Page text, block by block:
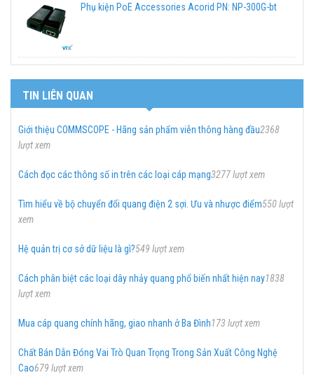
Phụ kiện PoE Accessories Acorid PN: NP-300G-bt
TIN LIÊN QUAN
Giới thiệu COMMSCOPE - Hãng sản phẩm viễn thông hàng đầu2368
lượt xem
Cách đọc các thông số in trên các loại cáp mạng3277 lượt xem
Tìm hiểu về bộ chuyển đổi quang điện 2 sợi. Ưu và nhược điểm550 lượt
xem
Hệ quản trị cơ sở dữ liệu là gì?549 lượt xem
Cách phân biệt các loại dây nhảy quang phổ biến nhất hiện nay1838
lượt xem
Mua cáp quang chính hãng, giao nhanh ở Ba Đình173 lượt xem
Chất Bán Dẫn Đóng Vai Trò Quan Trọng Trong Sản Xuất Công Nghệ
Cao679 lượt xem